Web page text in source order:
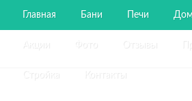
Главная Бани Печи